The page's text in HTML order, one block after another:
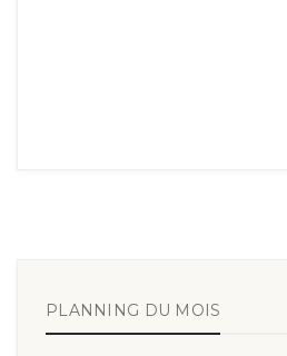
PLANNING DU MOIS